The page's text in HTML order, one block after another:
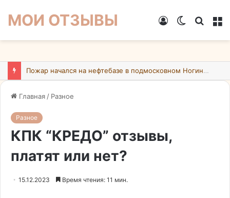
МОИ ОТЗЫВЫ
Switch
Войти
Пожар начался на нефтебазе в подмосковном Ногинске в результате атаки БПЛА ВСУ
Главная / Разное
Разное
КПК “КРЕДО” отзывы,
платят или нет?
15.12.2023 Время чтения: 11 мин.